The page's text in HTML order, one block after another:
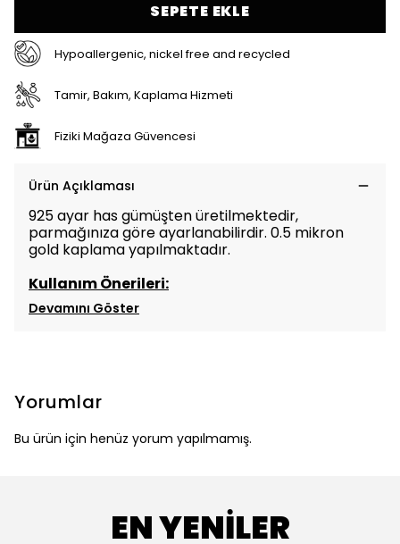
SEPETE EKLE
Hypoallergenic, nickel free and recycled
Tamir, Bakım, Kaplama Hizmeti
Fiziki Mağaza Güvencesi
Ürün Açıklaması
925 ayar has gümüşten üretilmektedir,
parmağınıza göre ayarlanabilirdir. 0.5 mikron
gold kaplama yapılmaktadır.
Kullanım Önerileri:
Devamını Göster
Yorumlar
Bu ürün için henüz yorum yapılmamış.
EN YENİLER